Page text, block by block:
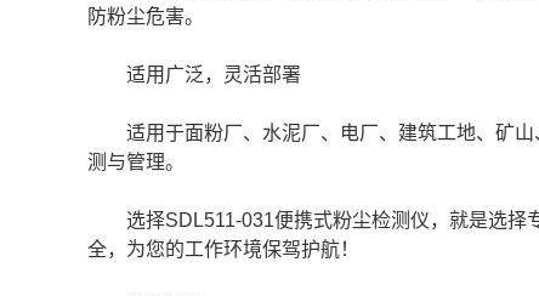
防粉尘危害。
适用广泛，灵活部署
适用于面粉厂、水泥厂、电厂、建筑工地、矿山
测与管理。
选择SDL511-031便携式粉尘检测仪，就是选择
全，为您的工作环境保驾护航！